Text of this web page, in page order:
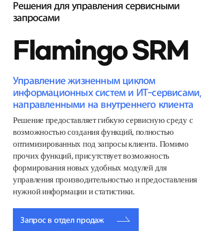
Решения для управления сервисными
запросами
Flamingo SRM
Управление жизненным циклом
информационных систем и ИТ-сервисами,
направленными на внутреннего клиента
Решение предоставляет гибкую сервисную среду с
возможностью создания функций, полностью
оптимизированных под запросы клиента. Помимо
прочих функций, присутствует возможность
формирования новых удобных модулей для
управления производительностью и предоставления
нужной информации и статистики.
Запрос в отдел продаж